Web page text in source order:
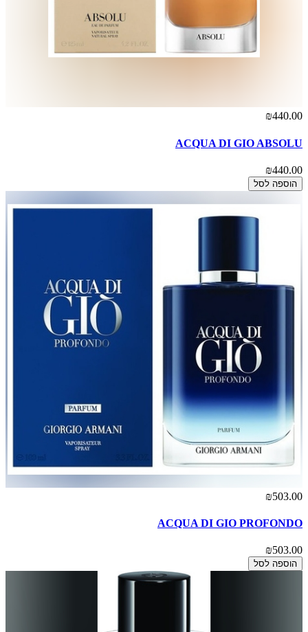
₪440.00
ACQUA DI GIO ABSOLU
₪440.00
הוספה לסל
₪503.00
ACQUA DI GIO PROFONDO
₪503.00
הוספה לסל